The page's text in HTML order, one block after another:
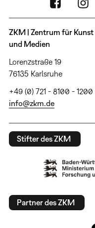
ZKM | Zentrum für Kunst
und Medien
Lorenzstraße 19
76135 Karlsruhe
+49 (0) 721 - 8100 - 1200
info@zkm.de
Stifter des ZKM
Partner des ZKM